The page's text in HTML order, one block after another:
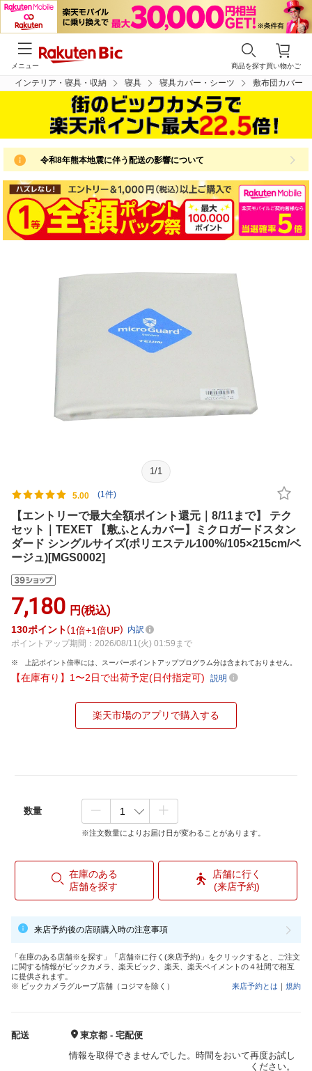
買い物かご
商品を探す
メニュー
インテリア・寝具・収納 寝具 寝具カバー・シーツ 敷布団カバー
令和8年熊本地震に伴う配送の影響について
1 /1
5.00 (1件)
【エントリーで最大全額ポイント還元｜8/11まで】 テク
セット｜TEXET 【敷ふとんカバー】ミクロガードスタン
ダード シングルサイズ(ポリエステル100%/105×215cm/ベ
ージュ)[MGS0002]
7,180 円(税込)
130ポイント 1倍 1倍UP
内訳
ポイントアップ期間：2026/08/11(火) 01:59まで
上記ポイント倍率には、スーパーポイントアッププログラム分は含まれておりません。
【在庫有り】1〜2日で出荷予定(日付指定可) 説明
楽天市場のアプリで購入する
数量
※注文数量によりお届け日が変わることがあります。
在庫のある
店舗を探す
店舗に行く
(来店予約)
来店予約後の店頭購入時の注意事項
「在庫のある店舗※を探す」「店舗※に行く(来店予約)」をクリックすると、ご注文
に関する情報がビックカメラ、楽天ビック、楽天、楽天ペイメントの４社間で相互
に提供されます。
※ ビックカメラグループ店舗（コジマを除く）
来店予約とは ｜ 規約
配送
東京都 - 宅配便
情報を取得できませんでした。時間をおいて再度お試し
ください。